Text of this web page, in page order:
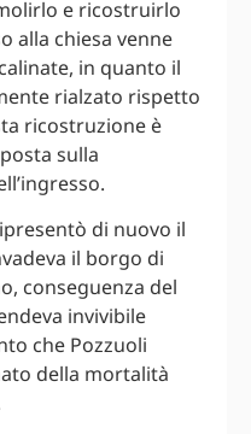
e ricostruirlo
alla chiesa venne
in quanto il
rialzato rispetto
ricostruzione è
sulla
di nuovo il
il borgo di
conseguenza del
invivibile
che Pozzuoli
della mortalità